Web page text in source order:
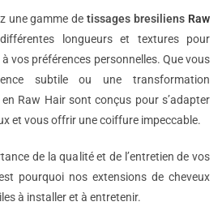
une gamme detissages bresiliens Raw
longueurs et textures pour
vos préférences personnelles. Que vous
subtile ou une transformation
Raw Hair sont conçus pour s’adapter
et vous offrir une coiffure impeccable.
de la qualité et de l’entretien de vos
pourquoi nos extensions de cheveux
à installer et à entretenir.